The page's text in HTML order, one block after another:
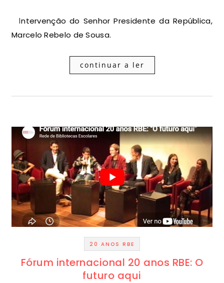
Intervenção do Senhor Presidente da República,
Marcelo Rebelo de Sousa.
continuar a ler
20 ANOS RBE
Fórum internacional 20 anos RBE: O
futuro aqui